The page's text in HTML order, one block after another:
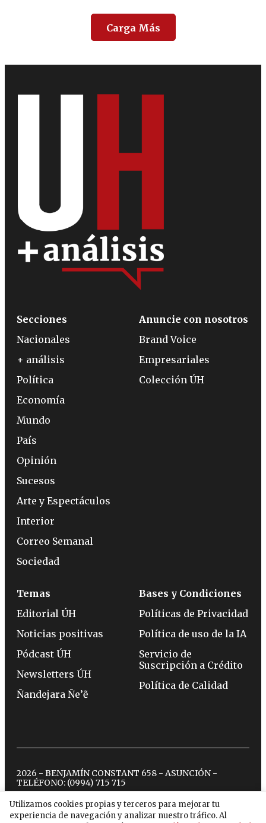
Carga Más
Utilizamos cookies propias y terceros para mejorar tu
experiencia de navegación y analizar nuestro tráfico. Al
Secciones
Nacionales
+ análisis
Política
Economía
Mundo
País
Opinión
Sucesos
Arte y Espectáculos
Interior
Correo Semanal
Sociedad
Anuncie con nosotros
Brand Voice
Empresariales
Colección ÚH
Temas
Editorial ÚH
Noticias positivas
Pódcast ÚH
Newsletters ÚH
Ñandejara Ñe’ẽ
Bases y Condiciones
Políticas de Privacidad
Política de uso de la IA
Servicio de
Suscripción a Crédito
Política de Calidad
2026 - BENJAMÍN CONSTANT 658 - ASUNCIÓN -
TELÉFONO: (0994) 715 715